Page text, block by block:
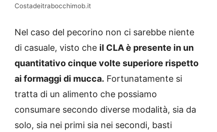
Costadeitrabocchimob.it
Nel caso del pecorino non ci sarebbe niente
di casuale, visto che il CLA è presente in un
quantitativo cinque volte superiore rispetto
ai formaggi di mucca. Fortunatamente si
tratta di un alimento che possiamo
consumare secondo diverse modalità, sia da
solo, sia nei primi sia nei secondi, basti